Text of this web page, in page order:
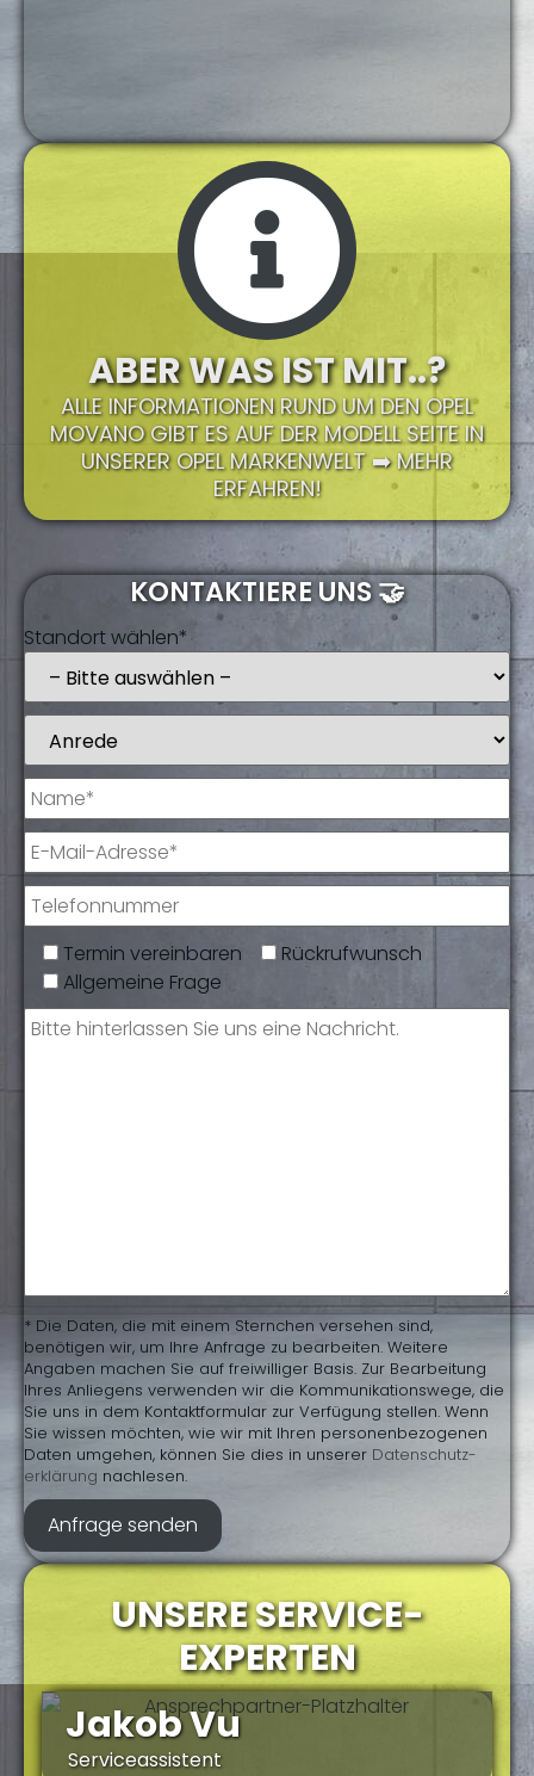
ABER WAS IST MIT..?
ALLE INFORMATIONEN RUND UM DEN OPEL
MOVANO GIBT ES AUF DER MODELL SEITE IN
UNSERER OPEL MARKENWELT ➡️ MEHR
ERFAHREN!
UNSERE SERVICE-
EXPERTEN
Jakob Vu
Serviceassistent
KONTAKTIERE UNS 🤝
Standort wählen*
Termin vereinbaren
Rückrufwunsch
Allgemeine Frage
* Die Daten, die mit einem Sternchen versehen sind,
benötigen wir, um Ihre Anfrage zu bearbeiten. Weitere
Angaben machen Sie auf freiwilliger Basis. Zur Bearbeitung
Ihres Anliegens verwenden wir die Kommunikationswege, die
Sie uns in dem Kontaktformular zur Verfügung stellen. Wenn
Sie wissen möchten, wie wir mit Ihren personenbezogenen
Daten umgehen, können Sie dies in unserer Daten­schutz­
erklärung nachlesen.